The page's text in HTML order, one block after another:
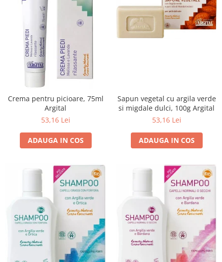
Crema pentru picioare, 75ml
Argital
53,16 Lei
ADAUGA IN COS
Sapun vegetal cu argila verde
si migdale dulci, 100g Argital
53,16 Lei
ADAUGA IN COS